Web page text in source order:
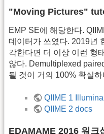
"Moving Pictures"
EMP SE에 해당한다.
데이터가 쓰였다. 2019년
각한다면 더 이상 이런 형
않다. Demultiplexed
될 것이 거의 100% 확실하
QIIME 1
QIIME 2 docs
EDAMAME 2016 워크